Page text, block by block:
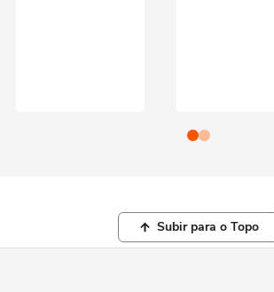
Subir para o Topo